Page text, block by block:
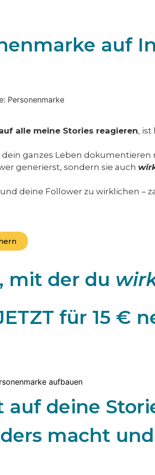
auf
alle meine Stories reagieren, ist
ganzes Leben dokumentieren
generierst, sondern sie auch
deine Follower zu wirklichen –
mit der du
für 15 €
deine
macht